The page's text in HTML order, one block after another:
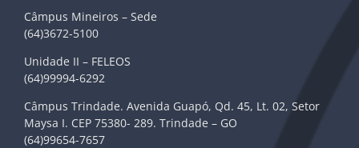
Câmpus Mineiros – Sede
(64)3672-5100
Unidade II – FELEOS
(64)99994-6292
Câmpus Trindade. Avenida Guapó, Qd. 45, Lt. 02, Setor
Maysa I. CEP 75380- 289. Trindade – GO
(64)99654-7657